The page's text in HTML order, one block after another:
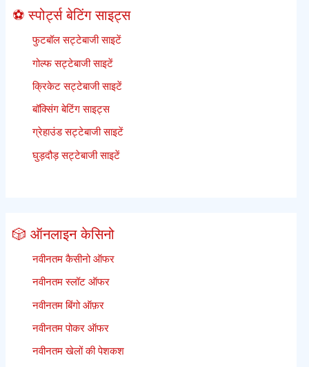
⚽ स्पोर्ट्स बेटिंग साइट्स
फुटबॉल सट्टेबाजी साइटें
गोल्फ सट्टेबाजी साइटें
क्रिकेट सट्टेबाजी साइटें
बॉक्सिंग बेटिंग साइट्स
ग्रेहाउंड सट्टेबाजी साइटें
घुड़दौड़ सट्टेबाजी साइटें
🎲 ऑनलाइन केसिनो
नवीनतम कैसीनो ऑफर
नवीनतम स्लॉट ऑफर
नवीनतम बिंगो ऑफ़र
नवीनतम पोकर ऑफर
नवीनतम खेलों की पेशकश